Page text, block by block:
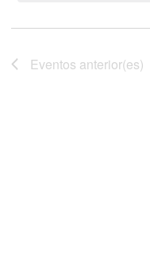
Eventos anterior(es)